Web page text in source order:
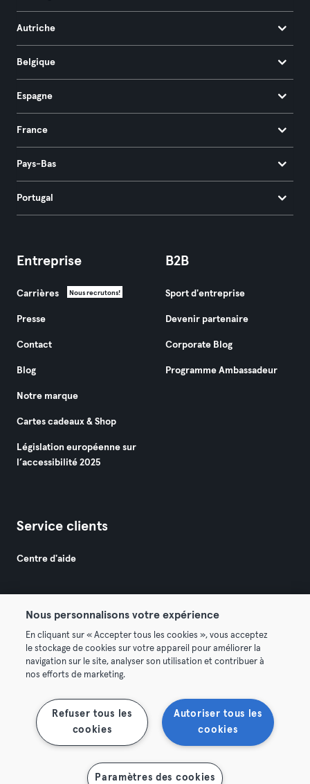
Afficher la carte
Autriche
Belgique
Espagne
France
Pays-Bas
Portugal
Entreprise
Carrières Nous recrutons!
Presse
Contact
Blog
Notre marque
Cartes cadeaux & Shop
Législation européenne sur
l’accessibilité 2025
B2B
Sport d'entreprise
Devenir partenaire
Corporate Blog
Programme Ambassadeur
Service clients
Centre d'aide
© 2026 Urban Sports Group GmbH. All rights reserved.
Conditions générales
Mentions légales Se rétracter ici
Nous personnalisons votre expérience
En cliquant sur « Accepter tous les cookies », vous acceptez
le stockage de cookies sur votre appareil pour améliorer la
navigation sur le site, analyser son utilisation et contribuer à
nos efforts de marketing.
Autoriser tous les
cookies
Refuser tous les
cookies
Paramètres des cookies